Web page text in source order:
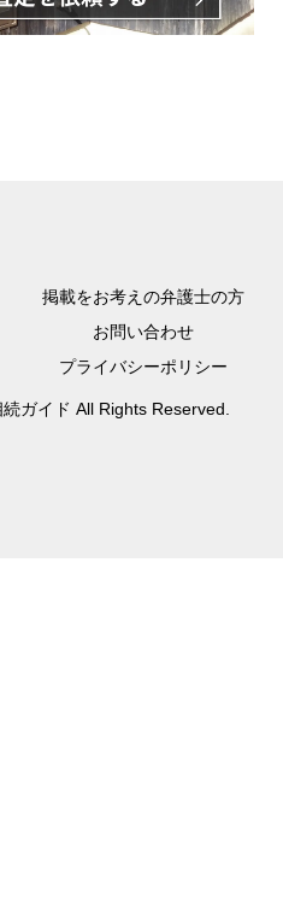
掲載をお考えの弁護士の方
お問い合わせ
プライバシーポリシー
ガイド All Rights Reserved.